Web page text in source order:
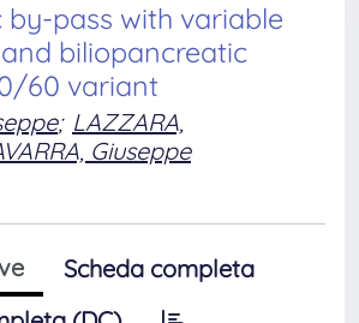
by-pass with variable
biliopancreatic
60 variant
; LAZZARA,
Giuseppe
Scheda completa